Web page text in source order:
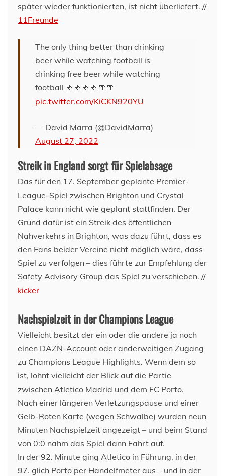
später wieder funktionierten, ist nicht überliefert. //
11Freunde
The only thing better than drinking
beer while watching football is
drinking free beer while watching
football 🏈🏈🏈🏈🍺🍺
pic.twitter.com/KiCKN920YU
— David Marra (@DavidMarra)
August 27, 2022
Streik in England sorgt für Spielabsage
Das für den 17. September geplante Premier-
League-Spiel zwischen Brighton und Crystal
Palace kann nicht wie geplant stattfinden. Der
Grund dafür ist ein Streik des öffentlichen
Nahverkehrs in Brighton, was dazu führt, dass es
den Fans beider Vereine nicht möglich wäre, dass
Spiel zu verfolgen – dies führte zur Empfehlung der
Safety Advisory Group das Spiel zu verschieben. //
kicker
Nachspielzeit in der Champions League
Vielleicht besitzt der ein oder die andere ja noch
einen DAZN-Account oder anderweitigen Zugang
zu Champions League Highlights. Wenn dem so
ist, lohnt vielleicht der Blick auf die Partie
zwischen Atletico Madrid und dem FC Porto.
Nach einer längeren Verletzungspause und einer
Gelb-Roten Karte (wegen Schwalbe) wurden neun
Minuten Nachspielzeit angezeigt – und beim Stand
von 0:0 nahm das Spiel dann Fahrt auf.
In der 92. Minute ging Atletico in Führung, in der
97. glich Porto per Handelfmeter aus – und in der